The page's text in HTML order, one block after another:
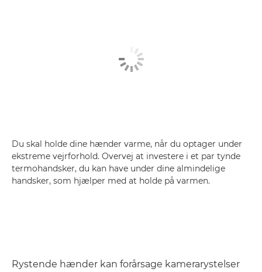
Du skal holde dine hænder varme, når du optager under
ekstreme vejrforhold. Overvej at investere i et par tynde
termohandsker, du kan have under dine almindelige
handsker, som hjælper med at holde på varmen.
Rystende hænder kan forårsage kamerarystelser